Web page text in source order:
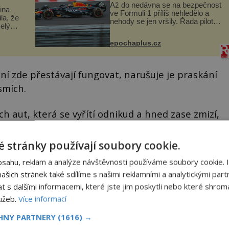
že
Až do nedávna se na bezpečnost
ve Formuli 1 příliš nehledělo a
nehody se jen vršily. Řada pilotů
i ztrátou života. Dnes
nepochopiteln...
epochaplus.cz
zde přestávají fungovat, narušuje je praskání
aut, která se vyřítí odnikud a hned zase zmizí,
vteřině jsou pryč, a také podivné mlhy, zjevující
stránky používají soubory cookie.
reklam a analýze návštěvnosti používáme soubory cookie.
stránek také sdílíme s našimi reklamními a analytickými
s dalšími informacemi, které jste jim poskytli nebo které
Více informací
PARTNERY (1616) →